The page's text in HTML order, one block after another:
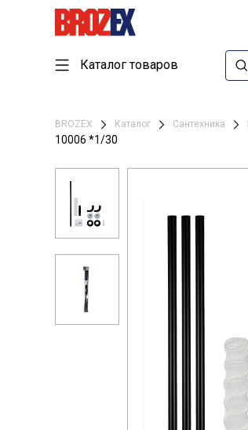
Каталог товаров
BROZEX Каталог Сантехника
10006 *1/30